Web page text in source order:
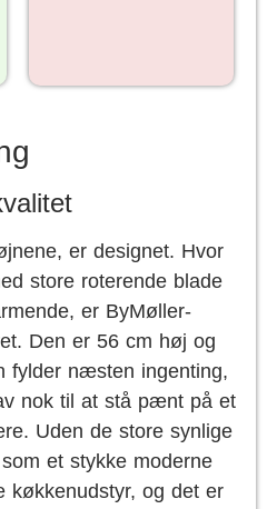
er designet. Hvor
store roterende blade
er ByMøller-
Den er 56 cm høj og
fylder næsten ingenting,
nok til at stå pænt på et
Uden de store synlige
et stykke moderne
køkkenudstyr, og det er